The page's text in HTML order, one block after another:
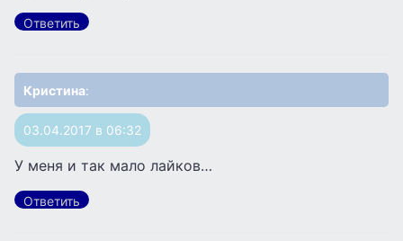
Ответить
Кристина:
03.04.2017 в 06:32
У меня и так мало лайков…
Ответить